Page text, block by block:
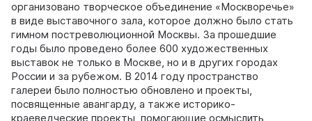
организовано творческое объединение «Москворечье»
в виде выставочного зала, которое должно было стать
гимном постреволюционной Москвы. За прошедшие
годы было проведено более 600 художественных
выставок не только в Москве, но и в других городах
России и за рубежом. В 2014 году пространство
галереи было полностью обновлено и проекты,
посвященные авангарду, а также историко-
краеведческие проекты, помогающие осмыслить